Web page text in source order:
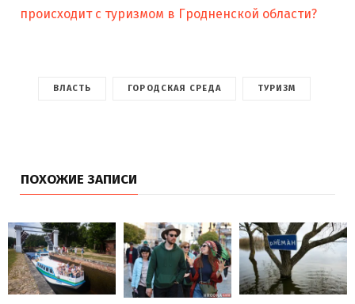
происходит с туризмом в Гродненской области?
ВЛАСТЬ ГОРОДСКАЯ СРЕДА ТУРИЗМ
ПОХОЖИЕ ЗАПИСИ